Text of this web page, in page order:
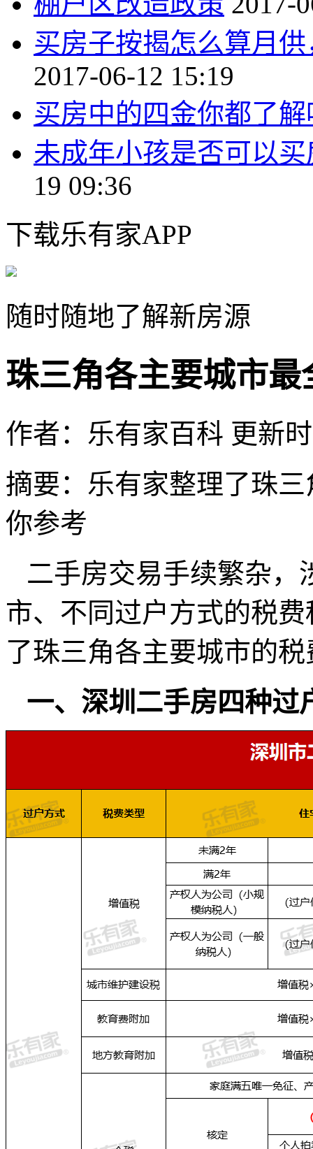
买房子按揭怎么算月
2017-06-12 15:19
买房中的四金你都了解
未成年小孩是否可以
19 09:36
下载乐有家APP
随时随地了解新房源
珠三角各主要城市
作者：乐有家百科 更新
摘要： 乐有家整理了珠
你参考
二手房交易手续繁杂，
市、不同过户方式的税
了珠三角各主要城市的
一、深圳二手房四种过